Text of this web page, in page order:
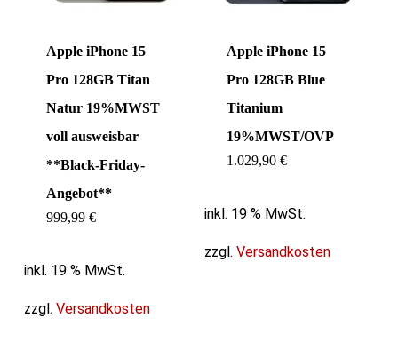
Apple iPhone 15
Pro 128GB Titan
Natur 19%MWST
voll ausweisbar
**Black-Friday-
Angebot**
999,99€
inkl. 19 % MwSt.
zzgl.Versandkosten
Apple iPhone 15
Pro 128GB Blue
Titanium
19%MWST/OVP
1.029,90€
inkl. 19 % MwSt.
zzgl.Versandkosten